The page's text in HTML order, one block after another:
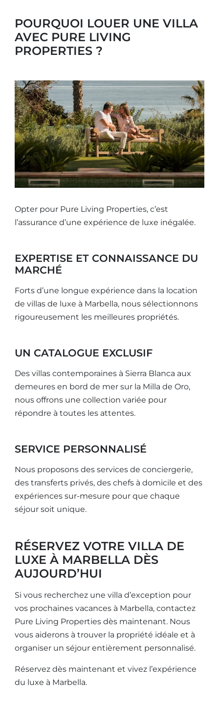
POURQUOI LOUER UNE VILLA
AVEC PURE LIVING
PROPERTIES ?
Opter pour Pure Living Properties, c’est
l’assurance d’une expérience de luxe inégalée.
EXPERTISE ET CONNAISSANCE DU
MARCHÉ
Forts d’une longue expérience dans la location
de villas de luxe à Marbella, nous sélectionnons
rigoureusement les meilleures propriétés.
UN CATALOGUE EXCLUSIF
Des villas contemporaines à Sierra Blanca aux
demeures en bord de mer sur la Milla de Oro,
nous offrons une collection variée pour
répondre à toutes les attentes.
SERVICE PERSONNALISÉ
Nous proposons des services de conciergerie,
des transferts privés, des chefs à domicile et des
expériences sur-mesure pour que chaque
séjour soit unique.
RÉSERVEZ VOTRE VILLA DE
LUXE À MARBELLA DÈS
AUJOURD’HUI
Si vous recherchez une villa d’exception pour
vos prochaines vacances à Marbella, contactez
Pure Living Properties dès maintenant. Nous
vous aiderons à trouver la propriété idéale et à
organiser un séjour entièrement personnalisé.
Réservez dès maintenant et vivez l’expérience
du luxe à Marbella.